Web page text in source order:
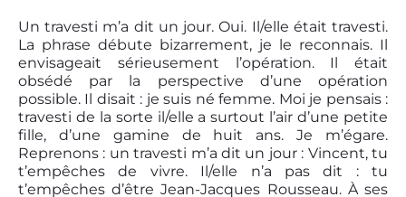
Un travesti m’a dit un jour. Oui. Il/elle était travesti.
La phrase débute bizarrement, je le reconnais. Il
envisageait sérieusement l’opération. Il était
obsédé par la perspective d’une opération
possible. Il disait : je suis né femme. Moi je pensais :
travesti de la sorte il/elle a surtout l’air d’une petite
fille, d’une gamine de huit ans. Je m’égare.
Reprenons : un travesti m’a dit un jour : Vincent, tu
t’empêches de vivre. Il/elle n’a pas dit : tu
t’empêches d’être Jean-Jacques Rousseau. À ses